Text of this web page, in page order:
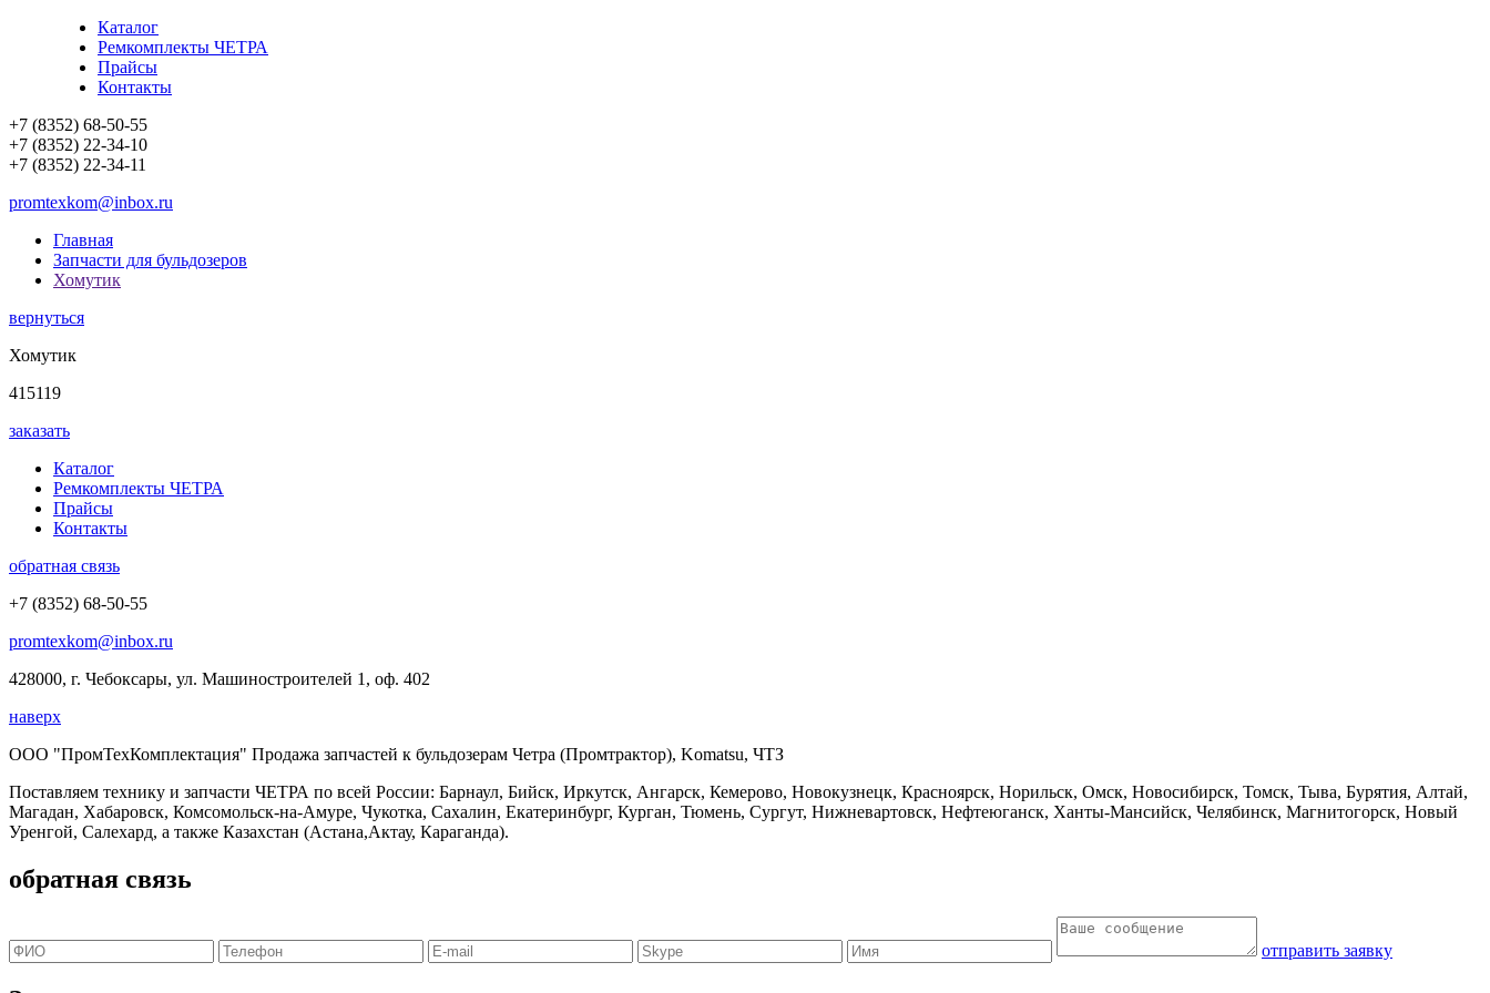
Каталог
Ремкомплекты ЧЕТРА
Прайсы
Контакты
+7 (8352) 68-50-55
+7 (8352) 22-34-10
+7 (8352) 22-34-11
promtexkom@inbox.ru
Главная
Запчасти для бульдозеров
Хомутик
вернуться
Хомутик
415119
заказать
Каталог
Ремкомплекты ЧЕТРА
Прайсы
Контакты
обратная связь
+7 (8352) 68-50-55
promtexkom@inbox.ru
428000, г. Чебоксары, ул. Машиностроителей 1, оф. 402
наверх
ООО "ПромТехКомплектация" Продажа запчастей к бульдозерам Четра (Промтрактор), Komatsu, ЧТЗ
Поставляем технику и запчасти ЧЕТРА по всей России: Барнаул, Бийск, Иркутск, Ангарск, Кемерово, Новокузнецк, Красноярск, Норильск, Омск, Новосибирск, Томск, Тыва, Бурятия, Алтай,
Магадан, Хабаровск, Комсомольск-на-Амуре, Чукотка, Сахалин, Екатеринбург, Курган, Тюмень, Сургут, Нижневартовск, Нефтеюганск, Ханты-Мансийск, Челябинск, Магнитогорск, Новый
Уренгой, Салехард, а также Казахстан (Астана,Актау, Караганда).
обратная связь
отправить заявку